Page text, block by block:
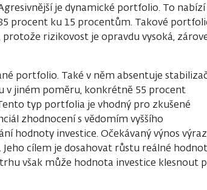
je dynamické portfolio. To nabízí
procent ku 15 procentům. Takové
rizikovost je opravdu vysoká,
portfolio. Také v něm absentuje
v jiném poměru, konkrétně 55 procent
typ portfolia je vhodný pro zkušené
zhodnocení s vědomím vyššího
hodnoty investice. Očekávaný výnos
cílem je dosahovat růstu reálné
však může hodnota investice klesnout